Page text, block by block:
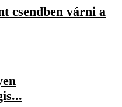
csendben várni a